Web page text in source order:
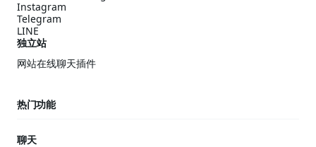
Instagram
Telegram
LINE
独立站
网站在线聊天插件
热门功能
聊天